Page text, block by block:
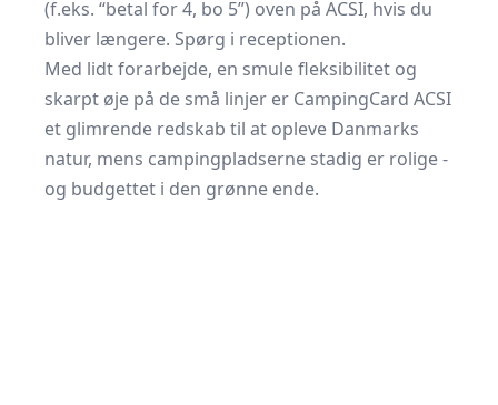
(f.eks. “betal for 4, bo 5”) oven på ACSI, hvis du
bliver længere. Spørg i receptionen.
Med lidt forarbejde, en smule fleksibilitet og
skarpt øje på de små linjer er CampingCard ACSI
et glimrende redskab til at opleve Danmarks
natur, mens campingpladserne stadig er rolige -
og budgettet i den grønne ende.